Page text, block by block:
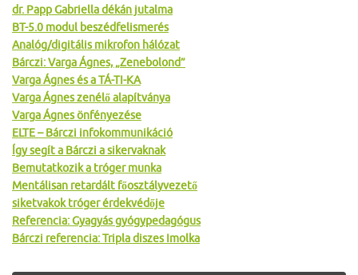
dr. Papp Gabriella dékán jutalma
BT-5.0 modul beszédfelismerés
Analóg/digitális mikrofon hálózat
Bárczi: Varga Ágnes, „Zenebolond”
Varga Ágnes és a TÁ-TI-KA
Varga Ágnes zenélő alapítványa
Varga Ágnes önfényezése
ELTE – Bárczi infokommunikáció
Így segít a Bárczi a sikervaknak
Bemutatkozik a tróger munka
Mentálisan retardált főosztályvezető
siketvakok tróger érdekvédője
Referencia: Gyagyás gyógypedagógus
Bárczi referencia: Tripla diszes Imolka